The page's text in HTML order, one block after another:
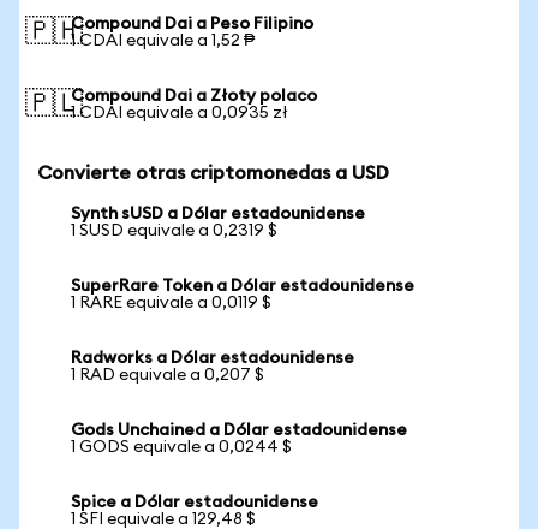
🇵🇭Compound Dai a Peso Filipino
1 CDAI equivale a 1,52 ₱
🇵🇱Compound Dai a Złoty polaco
1 CDAI equivale a 0,0935 zł
Convierte otras criptomonedas a USD
Synth sUSD a Dólar estadounidense
1 SUSD equivale a 0,2319 $
SuperRare Token a Dólar estadounidense
1 RARE equivale a 0,0119 $
Radworks a Dólar estadounidense
1 RAD equivale a 0,207 $
Gods Unchained a Dólar estadounidense
1 GODS equivale a 0,0244 $
Spice a Dólar estadounidense
1 SFI equivale a 129,48 $